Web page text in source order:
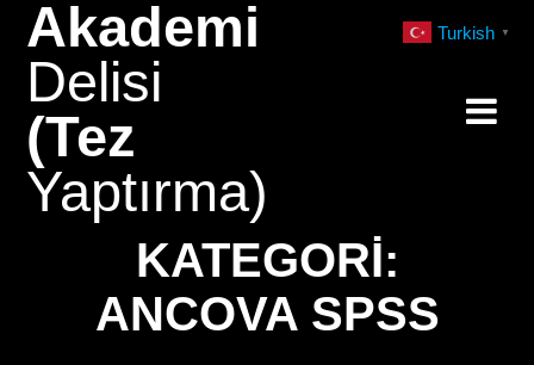
Akademi
Delisi
(Tez
Yaptırma)
KATEGORI:
ANCOVA SPSS
Turkish ▼